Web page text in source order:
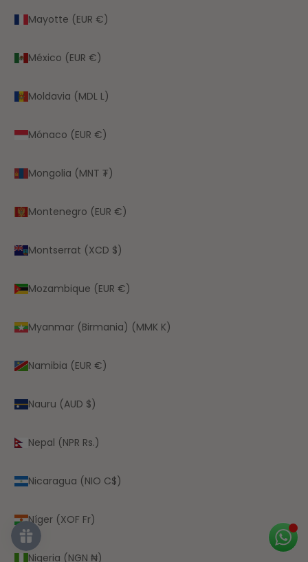
Mayotte (EUR €)
México (EUR €)
Moldavia (MDL L)
Mónaco (EUR €)
Mongolia (MNT ₮)
Montenegro (EUR €)
Montserrat (XCD $)
Mozambique (EUR €)
Myanmar (Birmania) (MMK K)
Namibia (EUR €)
Nauru (AUD $)
Nepal (NPR Rs.)
Nicaragua (NIO C$)
Níger (XOF Fr)
Nigeria (NGN ₦)